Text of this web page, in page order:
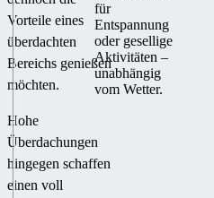
Vorteile eines
überdachten
Bereichs genießen
möchten.
Hohe
Überdachungen
hingegen schaffen
einen voll
für
Entspannung
oder gesellige
Aktivitäten –
unabhängig
vom Wetter.